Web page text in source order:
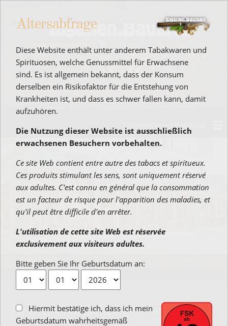
Leidenschaftliches Streben –
Altersabfrage
Diese Website enthält unter anderem Tabakwaren und
Spirituosen, welche Genussmittel für Erwachsene
sind. Es ist allgemein bekannt, dass der Konsum
derselben ein Risikofaktor für die Entstehung von
Krankheiten ist, und dass es schwer fallen kann, damit
aufzuhören.
Die Nutzung dieser Website ist ausschließlich
erwachsenen Besuchern vorbehalten.
Ce site Web contient entre autre des tabacs et spiritueux.
Ces produits stimulant les sens, sont uniquement réservé
aux adultes. C'est connu en général que la consommation
est un facteur de risque pour l'apparition des maladies, et
qu'il peut être difficile d'en arrêter.
L'utilisation de cette site Web est réservée
exclusivement aux visiteurs adultes.
Bitte geben Sie Ihr Geburtsdatum an:
Hiermit bestätige ich, dass ich mein
Geburtsdatum wahrheitsgemäß